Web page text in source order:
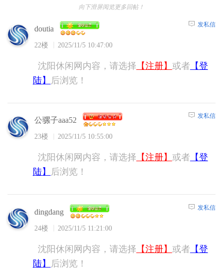
向下滑屏阅览更多回帖！
doutia
22楼 2025/11/5 10:47:00
发私信
沈阳休闲网内容，请选择 【注册】 或者 【登
陆】
后浏览！
公骡子aaa52
23楼 2025/11/5 10:55:00
发私信
沈阳休闲网内容，请选择 【注册】 或者 【登
陆】
后浏览！
dingdang
24楼 2025/11/5 11:21:00
发私信
沈阳休闲网内容，请选择 【注册】 或者 【登
陆】
后浏览！